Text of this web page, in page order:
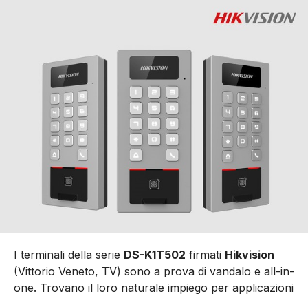
I terminali della serie DS-K1T502 firmati Hikvision
(Vittorio Veneto, TV) sono a prova di vandalo e all-in-
one. Trovano il loro naturale impiego per applicazioni